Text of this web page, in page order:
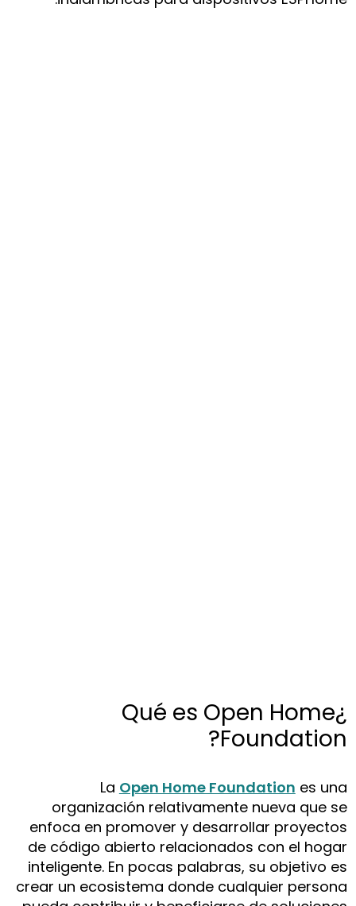
¿Qué es Open Home
Foundation?
La Open Home Foundation es una
organización relativamente nueva que se
enfoca en promover y desarrollar proyectos
de código abierto relacionados con el hogar
inteligente. En pocas palabras, su objetivo es
crear un ecosistema donde cualquier persona